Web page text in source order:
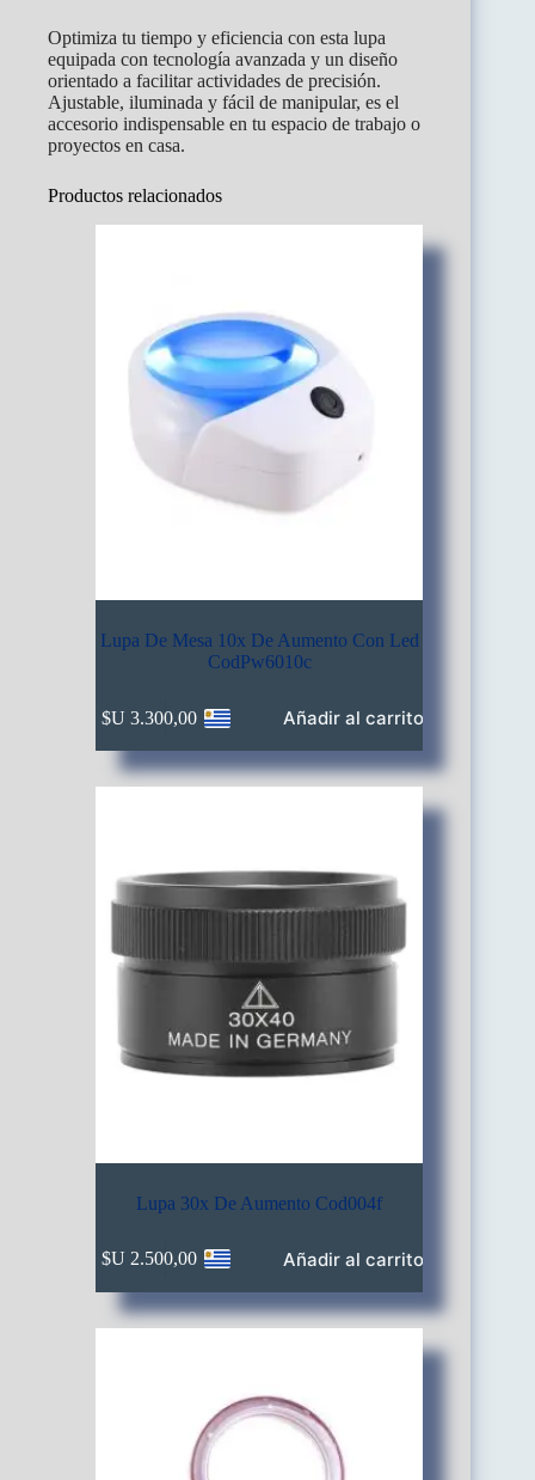
Optimiza tu tiempo y eficiencia con esta lupa
equipada con tecnología avanzada y un diseño
orientado a facilitar actividades de precisión.
Ajustable, iluminada y fácil de manipular, es el
accesorio indispensable en tu espacio de trabajo o
proyectos en casa.
Productos relacionados
Lupa De Mesa 10x De Aumento Con Led
CodPw6010c
$U 3.300,00 Añadir al carrito
Lupa 30x De Aumento Cod004f
$U 2.500,00 Añadir al carrito